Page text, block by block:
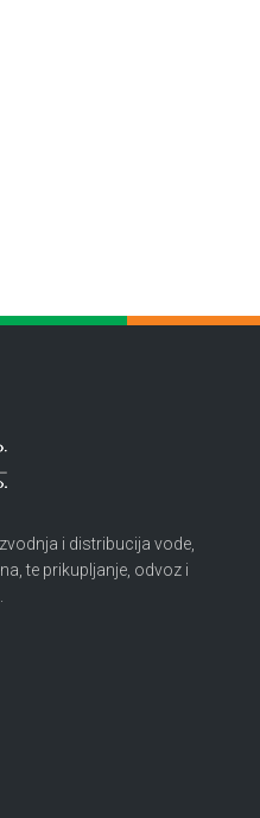
i distribucija vode,
te prikupljanje, odvoz i